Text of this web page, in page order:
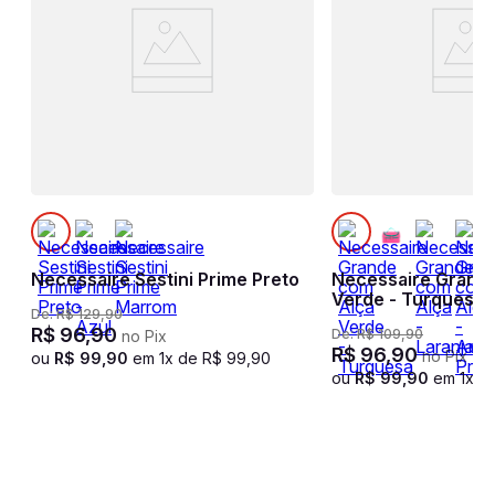
Necessaire Sestini Prime Preto
De:R$ 129,90
R$ 96,90 no Pix
ou R$ 99 90 em 1x de R$ 99 90
Necessaire
Verde - Turquesa
De:R$ 109,90
R$ 96,90no Pix
ouR$ 99,90 em1x